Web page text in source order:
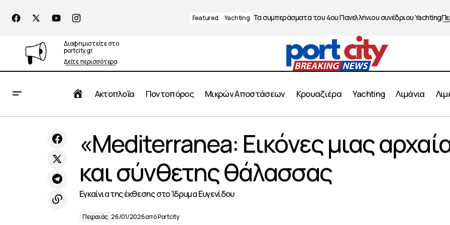
Featured Yachting Τα συμπεράσματα του 4ου Πανελλήνιου συνέδριου Yachting
Διαφημιστείτε στο
portcity.gr
Δείτε περισσότερα
Αρχική
Ακτοπλοΐα Ποντοπόρος Μικρών Αποστάσεων Κρουαζιέρα Yachting Λιμάνια
οι ημερομηνίες του 2026!
«Mediterranea: Εικόνες μιας αρχαίας και σύνθετης
«Mediterranea: Εικόνες μιας
και σύνθετης θάλασσας
Εγκαίνια της έκθεσης στο Ίδρυμα Ευγενίδου
Πειραιάς 26/01/2026απόPortcity